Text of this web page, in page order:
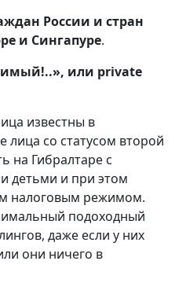
России и стран
и Сингапуре.
или private
известны в
лица со статусом второй
на Гибралтаре с
детьми и при этом
налоговым режимом.
подоходный
даже если у них
они ничего в